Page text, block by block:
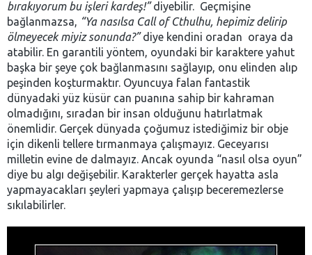
bırakıyorum bu işleri kardeş!”diyebilir. Geçmişine
bağlanmazsa, “Ya nasılsa Call of Cthulhu, hepimiz delirip
ölmeyecek miyiz sonunda?”diye kendini oradan oraya da
atabilir. En garantili yöntem, oyundaki bir karaktere yahut
başka bir şeye çok bağlanmasını sağlayıp, onu elinden alıp
peşinden koşturmaktır. Oyuncuya falan fantastik
dünyadaki yüz küsür can puanına sahip bir kahraman
olmadığını, sıradan bir insan olduğunu hatırlatmak
önemlidir. Gerçek dünyada çoğumuz istediğimiz bir obje
için dikenli tellere tırmanmaya çalışmayız. Geceyarısı
milletin evine de dalmayız. Ancak oyunda “nasıl olsa oyun”
diye bu algı değişebilir. Karakterler gerçek hayatta asla
yapmayacakları şeyleri yapmaya çalışıp beceremezlerse
sıkılabilirler.